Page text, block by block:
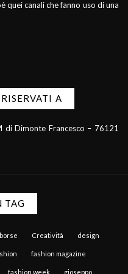
quei canali che fanno uso di una
A
di Dimonte Francesco – 76121
TAG
borse Creatività design
fashion magazine
fashion week gioseppo